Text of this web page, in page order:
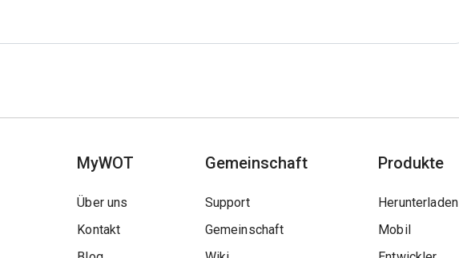
MyWOT
Über uns
Kontakt
Gemeinschaft
Support
Gemeinschaft
Produkte
Herunterladen
Mobil